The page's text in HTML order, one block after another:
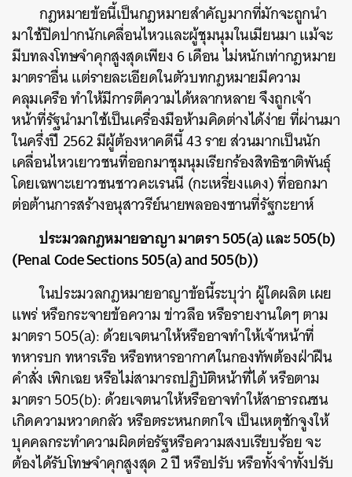
กฎหมายข้อนี้เป็นกฎหมายสำคัญมากที่มักจะถูกนำ
มาใช้ปิดปากนักเคลื่อนไหวและผู้ชุมนุมในเมียนมา แม้จะ
มีบทลงโทษจำคุกสูงสุดเพียง 6 เดือน ไม่หนักเท่ากฎหมาย
มาตราอื่น แต่รายละเอียดในตัวบทกฎหมายมีความ
คลุมเครือ ทำให้มีการตีความได้หลากหลาย จึงถูกเจ้า
หน้าที่รัฐนำมาใช้เป็นเครื่องมือห้ามคิดต่างได้ง่าย ที่ผ่านมา
ในครึ่งปี 2562 มีผู้ต้องหาคดีนี้ 43 ราย ส่วนมากเป็นนัก
เคลื่อนไหวเยาวชนที่ออกมาชุมนุมเรียกร้องสิทธิชาติพันธุ์
โดยเฉพาะเยาวชนชาวคะเรนนี (กะเหรี่ยงแดง) ที่ออกมา
ต่อต้านการสร้างอนุสาวรีย์นายพลอองซานที่รัฐกะยาห์
ประมวลกฎหมายอาญา มาตรา 505(a) และ 505(b)
(Penal Code Sections 505(a) and 505(b))
ในประมวลกฎหมายอาญาข้อนี้ระบุว่า ผู้ใดผลิต เผย
แพร่ หรือกระจายข้อความ ข่าวลือ หรือรายงานใดๆ ตาม
มาตรา 505(a): ด้วยเจตนาให้หรืออาจทำให้เจ้าหน้าที่
ทหารบก ทหารเรือ หรือทหารอากาศในกองทัพต้องฝ่าฝืน
คำสั่ง เพิกเฉย หรือไม่สามารถปฏิบัติหน้าที่ได้ หรือตาม
มาตรา 505(b): ด้วยเจตนาให้หรืออาจทำให้สาธารณชน
เกิดความหวาดกลัว หรือตระหนกตกใจ เป็นเหตุชักจูงให้
บุคคลกระทำความผิดต่อรัฐหรือความสงบเรียบร้อย จะ
ต้องได้รับโทษจำคุกสูงสุด 2 ปี หรือปรับ หรือทั้งจำทั้งปรับ
ค้นหา
SHARE TWEET LINE EMAIL